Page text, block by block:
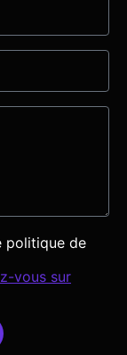
politique de
vous sur